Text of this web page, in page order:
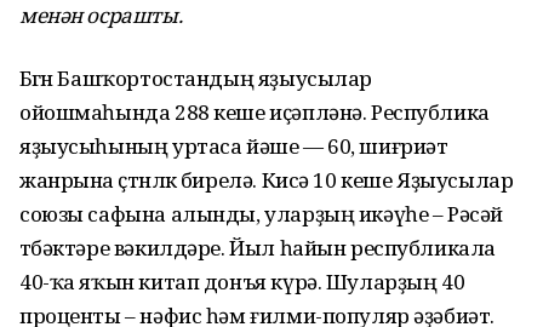
менән осрашты.
Бөгөн Башҡортостандың яҙыусылар
ойошмаһында 288 кеше иҫәпләнә. Республика
яҙыусыһының уртаса йәше — 60, шиғриәт
жанрына өҫтөнлөк бирелә. Кисә 10 кеше Яҙыусылар
союзы сафына алынды, уларҙың икәүһе – Рәсәй
төбәктәре вәкилдәре. Йыл һайын республикала
40-ҡа яҡын китап донъя күрә. Шуларҙың 40
проценты – нәфис һәм ғилми-популяр әҙәбиәт.